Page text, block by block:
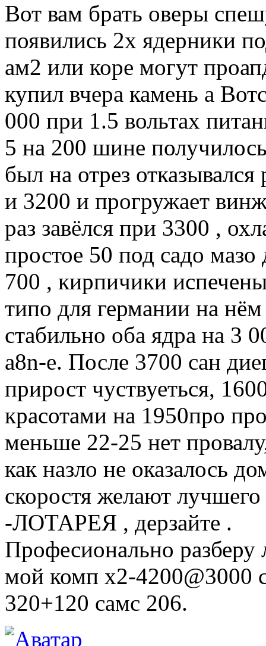
Вот вам брать оверы
появились 2х ядерники
ам2 или коре могут
купил вчера камень а
000 при 1.5 вольтах
5 на 200 шине
был на отрез отказывался
и 3200 и прогружает
раз завёлся при 3300 ,
простое 50 под садо
700 , кирпичики
типо для германии на
стабильно оба ядра на 3
a8n-e. После 3700 сан
прирост чуствуеться,
красотами на 1950про
меньше 22-25 нет
как назло не оказалось
скоростя желают
-ЛОТАРЕЯ , дерзайте .
Професионально
мой комп х2-4200@3000
320+120 самс 206.